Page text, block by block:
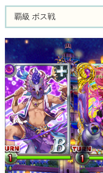
覇級 ボス戦